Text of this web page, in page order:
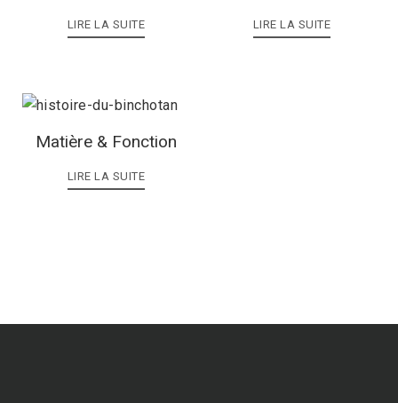
LIRE LA SUITE LIRE LA SUITE
Matière & Fonction
LIRE LA SUITE